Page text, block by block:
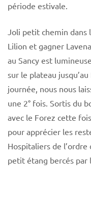
période estivale.
Joli petit chemin dans
Lilion et gagner
au Sancy est
sur le plateau
journée, nous nous
une 2° fois. Sortis du
avec le Forez cette
pour apprécier les
Hospitaliers de
petit étang bercés par